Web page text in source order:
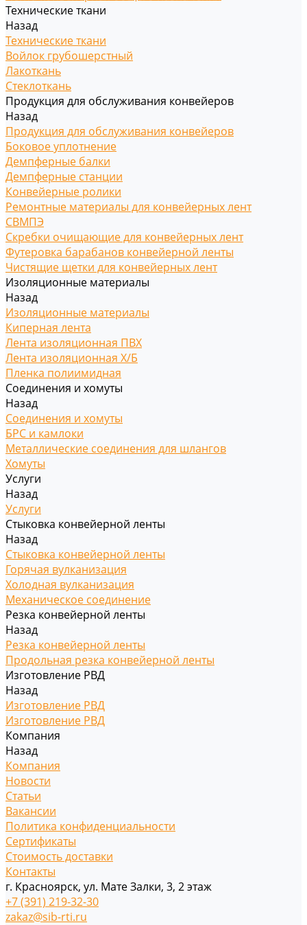
Технические ткани
Назад
Технические ткани
Войлок грубошерстный
Лакоткань
Стеклоткань
Продукция для обслуживания конвейеров
Назад
Продукция для обслуживания конвейеров
Боковое уплотнение
Демпферные балки
Демпферные станции
Конвейерные ролики
Ремонтные материалы для конвейерных лент
СВМПЭ
Скребки очищающие для конвейерных лент
Футеровка барабанов конвейерной ленты
Чистящие щетки для конвейерных лент
Изоляционные материалы
Назад
Изоляционные материалы
Киперная лента
Лента изоляционная ПВХ
Лента изоляционная Х/Б
Пленка полиимидная
Соединения и хомуты
Назад
Соединения и хомуты
БРС и камлоки
Металлические соединения для шлангов
Хомуты
Услуги
Назад
Услуги
Стыковка конвейерной ленты
Назад
Стыковка конвейерной ленты
Горячая вулканизация
Холодная вулканизация
Механическое соединение
Резка конвейерной ленты
Назад
Резка конвейерной ленты
Продольная резка конвейерной ленты
Изготовление РВД
Назад
Изготовление РВД
Изготовление РВД
Компания
Назад
Компания
Новости
Статьи
Вакансии
Политика конфиденциальности
Сертификаты
Стоимость доставки
Контакты
г. Красноярск, ул. Мате Залки, 3, 2 этаж
+7 (391) 219-32-30
zakaz@sib-rti.ru